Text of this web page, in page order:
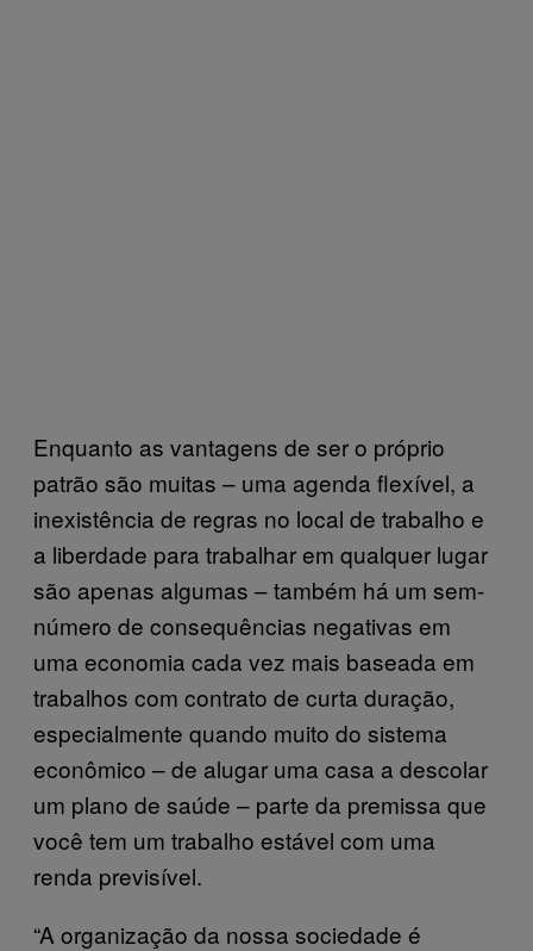
Enquanto as vantagens de ser o próprio
patrão são muitas – uma agenda flexível, a
inexistência de regras no local de trabalho e
a liberdade para trabalhar em qualquer lugar
são apenas algumas – também há um sem-
número de consequências negativas em
uma economia cada vez mais baseada em
trabalhos com contrato de curta duração,
especialmente quando muito do sistema
econômico – de alugar uma casa a descolar
um plano de saúde – parte da premissa que
você tem um trabalho estável com uma
renda previsível.
“A organização da nossa sociedade é